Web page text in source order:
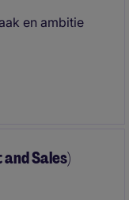
en ambitie
en
je
Sales)